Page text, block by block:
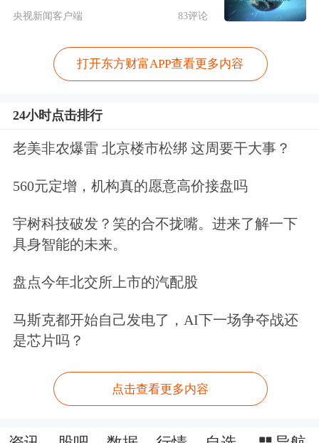
央视新闻客户端 83评论
打开东方财富APP查看更多内容
24小时点击排行
老美非农爆雷 北京楼市松绑 这周要干大事？
560元定增，机构真的愿意高价接盘吗
宇树科技破发？笑的合不拢嘴。进来了解一下
具身智能的未来。
盘点今年北交所上市的汽配股
马斯克都开始自己发电了，AI下一场争夺战还
是芯片吗？
点击查看更多内容